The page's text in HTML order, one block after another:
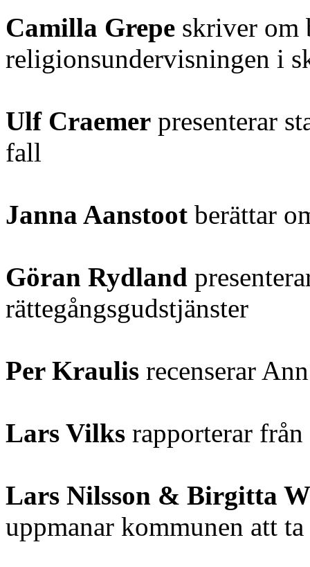
Camilla Grepe skriver om
religionsundervisningen i
Ulf Craemer presenterar
fall
Janna Aanstoot berättar
Göran Rydland
rättegångsgudstjänster
Per Kraulis recenserar
Lars Vilks rapporterar
Lars Nilsson & Birgitta
uppmanar kommunen att ta